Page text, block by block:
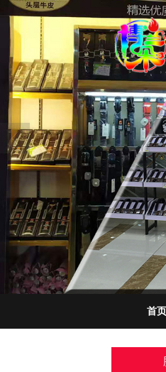
很遗
首页